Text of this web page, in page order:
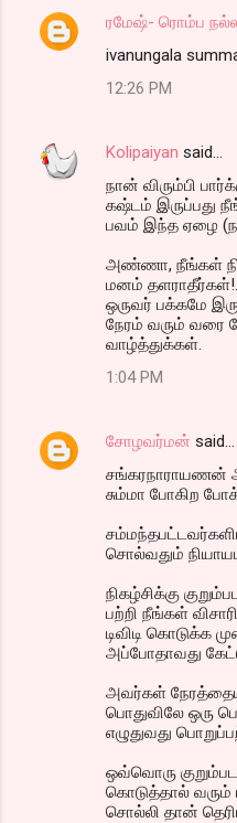
ரமேஷ்- ரொம்ப
ivanungala
12:26 PM
Kolipaiyan said…
நான் விரும்பி
கஷ்டம் இருப்பது
பவம் இந்த ஏழை
அண்ணா, நீங்கள்
மனம்
ஒருவர் பக்கமே
நேரம் வரும் வரை
வாழ்த்துக்கள்.
1:04 PM
சோழவர்மன் said…
சங்கரநாராயணன்
சும்மா போகிற
சொல்வதும்
நிகழ்சிக்கு
பற்றி நீங்கள்
டிவிடி கொடுக்க
அப்போதாவது
அவர்கள்
பொதுவிலே ஒரு
எழுதுவது
ஒவ்வொரு
கொடுத்தால் வரும்
சொல்லி தான்